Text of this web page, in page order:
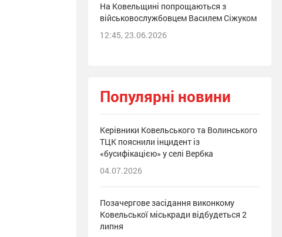
На Ковельщині попрощаються з
військовослужбовцем Василем Сіжуком
12:45, 23.06.2026
Популярні новини
Керівники Ковельського та Волинського
ТЦК пояснили інцидент із
«бусифікацією» у селі Вербка
04.07.2026
Позачергове засідання виконкому
Ковельської міськради відбудеться 2
липня